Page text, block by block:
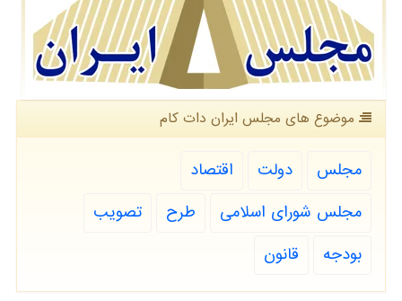
موضوع های مجلس ایران دات كام
مجلس دولت
اقتصاد
مجلس شورای اسلامی
طرح
تصویب
بودجه
قانون